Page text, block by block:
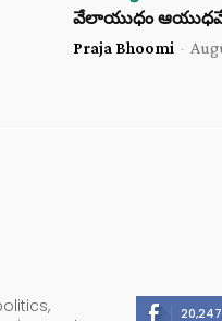
వేలాయుధం
Praja Bhoomi -
20,247